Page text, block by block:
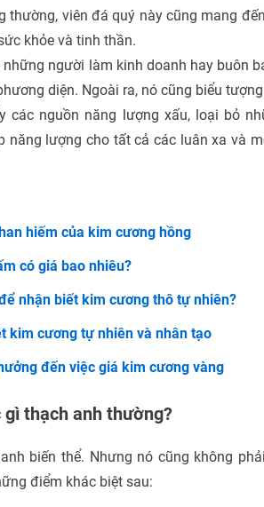
thường, viên đá quý này cũng mang
khỏe và tinh thần.
người làm kinh doanh hay buôn
diện. Ngoài ra, nó cũng biểu
các nguồn năng lượng xấu, loại bỏ
năng lượng cho tất cả các luân xa và
hiếm của kim cương hồng
có giá bao nhiêu?
nhận biết kim cương thô tự nhiên?
kim cương tự nhiên và nhân tạo
đến việc giá kim cương vàng
thạch anh thường?
biến thể. Nhưng nó cũng không
điểm khác biệt sau: